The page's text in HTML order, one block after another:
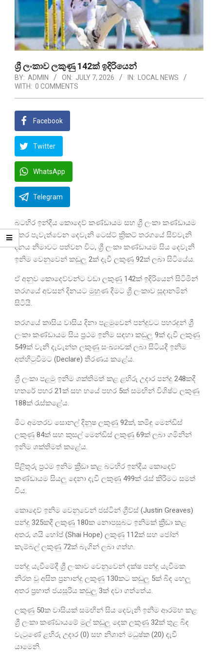
ශ්‍රී ලංකාව ලකුණු 142ක් ඉදිරියෙන්
BY: ADMIN ON: JULY 7, 2026 IN:
LOCAL NEWS
WITH: 0 COMMENTS
Facebook
Twitter
WhatsApp
Telegram
බටහිර ඉන්දීය කොදෙව් කණ්ඩායම සහ ශ්‍රී ලංකා කණ්ඩායම
අතර පැවැත්වෙන දෙවැනි ටෙස්ට් ක්‍රිකට් තරගයේ සිව්වැනි
දිනය නිමාවට පත්වන විට, ශ්‍රී ලංකා කණ්ඩායම සිය දෙවැනි
ඉනිම වෙනුවෙන් කඩුලු 2ක් දැවී ලකුණු 92ක් ලබා සිටියේය.
ඒ අනුව කොදෙව්වන්ට වඩා ලකුණු 142ක් ඉදිරියෙන් සිටිමින්
තරගයේ අවසන් දිනයට මුහුණ දීමට ශ්‍රී ලංකාව සූදානමින්
සිටියි.
තරගයේ කාසිය වාසිය දිනා පළමුවෙන් පන්දුවට පහරදුන් ශ්‍රී
ලංකා කණ්ඩායම සිය ප්‍රථම ඉනිම සඳහා කඩුලු 9ක් දැවී ලකුණු
549ක් වැනි දැවැන්ත ලකුණු සංඛ්‍යාවක් ලබා සිටියදී ඉනිම
අත්හිටුවීමට (Declare) තීරණය කළේය.
ශ්‍රී ලංකා පළමු ඉනිම ශක්තිමත් කළ ළහිරු උදාර පන්දු 248කදී
හතරේ පහර 21ක් සහ හයේ පහර 5ක් සමඟින් විශිෂ්ට ලකුණු
188ක් රැස්කළේය.
මීට අමතරව සොනල් දිනූෂ ලකුණු 92ක්, කමිඳු මෙන්ඩිස්
ලකුණු 84ක් සහ කුසල් මෙන්ඩිස් ලකුණු 69ක් ලබා ගමිනින්
ඉනිම ශක්තිමත් කළේය.
පිළිතුරු ප්‍රථම ඉනිම ක්‍රීඩා කළ බටහිර ඉන්දීය කොදෙව්
කණ්ඩායම සියලු දෙනා දැවී ලකුණු 499ක් රැස් කිරීමට සමත්
විය.
කොදෙව් ඉනිම වෙනුවෙන් ජස්ටින් ග්‍රීව්ස් (Justin Greaves)
පන්දු 325කදී ලකුණු 180ක නොපසුබට ඉනිමක් ක්‍රීඩා කළ
අතර, ශයි හෝප් (Shai Hope) ලකුණු 112ක් සහ ජෝන්
කැම්බල් ලකුණු 72ක් බැගින් ලබා ගත්හ.
පන්දු යැවීමේදී ශ්‍රී ලංකාව වෙනුවෙන් දක්ෂ පන්දු යැවීමක
නිරත වූ අසිත ප්‍රනාන්දු ලකුණු 130කට කඩුලු 5ක් බිඳ හෙලූ
අතර ප්‍රභාත් ජයසූරිය කඩුලු 3ක් දවා ගත්තේය.
ලකුණු 50ක වාසියක් සමඟින් සිය දෙවැනි ඉනිම ආරම්භ කළ
ශ්‍රී ලංකා කණ්ඩායමේ මුල් කඩුලු දෙක ලකුණු 32ක් තුළ බිඳ
වැටුණේ ළහිරු උදාර (0) සහ නිශාන් මධුෂ්ක (20) දැවී
යාමෙනි.